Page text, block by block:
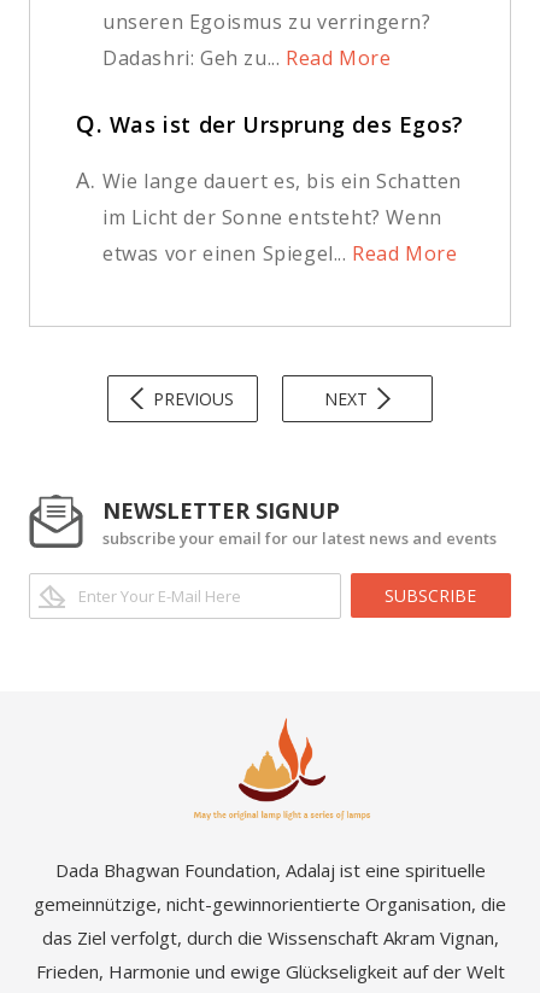
unseren Egoismus zu verringern?
Dadashri: Geh zu... Read More
Q. Was ist der Ursprung des Egos?
A. Wie lange dauert es, bis ein Schatten
im Licht der Sonne entsteht? Wenn
etwas vor einen Spiegel... Read More
PREVIOUS NEXT
NEWSLETTER SIGNUP
subscribe your email for our latest news and events
SUBSCRIBE
Dada Bhagwan Foundation, Adalaj ist eine spirituelle
gemeinnützige, nicht-gewinnorientierte Organisation, die
das Ziel verfolgt, durch die Wissenschaft Akram Vignan,
Frieden, Harmonie und ewige Glückseligkeit auf der Welt